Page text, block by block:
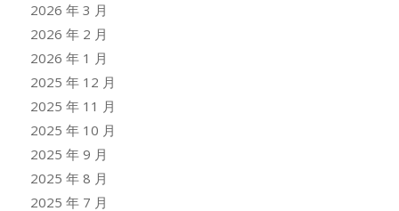
2026 年 3 月
2026 年 2 月
2026 年 1 月
2025 年 12 月
2025 年 11 月
2025 年 10 月
2025 年 9 月
2025 年 8 月
2025 年 7 月